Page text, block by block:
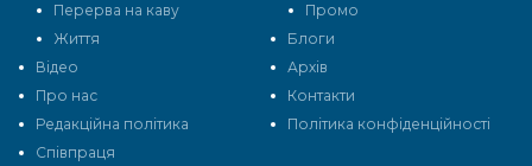
Перерва на каву
Промо
Життя
Блоги
Відео
Архів
Про нас
Контакти
Редакційна політика
Політика конфіденційності
Cпівпраця